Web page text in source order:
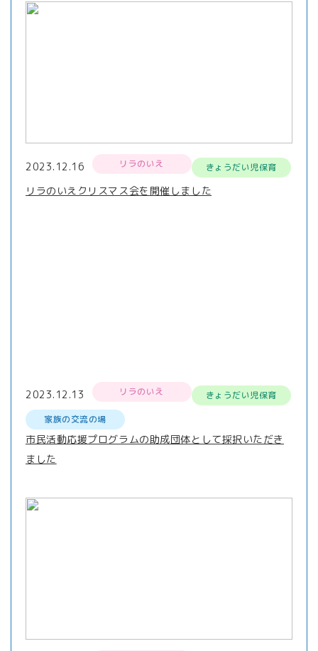
2023.12.16 リラのいえ きょうだい児保育
リラのいえクリスマス会を開催しました
2023.12.13 リラのいえ
きょうだい児保育
家族の交流の場
市民活動応援プログラムの助成団体として採択いただき
ました